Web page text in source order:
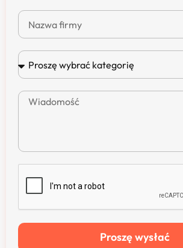
Proszę wysłać